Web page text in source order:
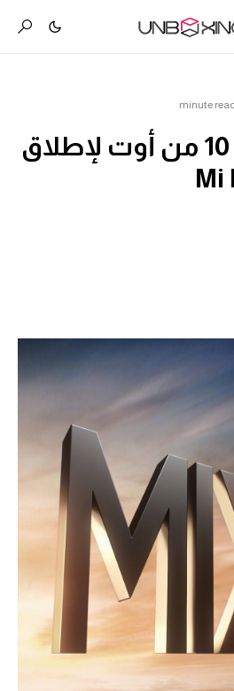
شاومي تحدد 10 من أوت لإطلاق